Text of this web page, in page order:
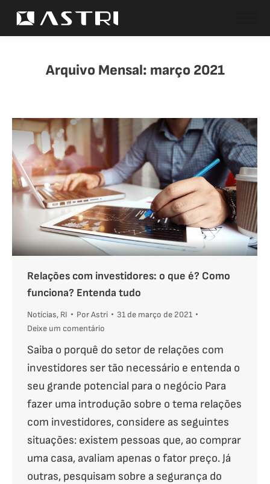
Arquivo Mensal: março 2021
Relações com investidores: o que é? Como
funciona? Entenda tudo
Notícias, RI PorAstri
31 de março de 2021
Deixe um comentário
Saiba o porquê do setor de relações com
investidores ser tão necessário e entenda o
seu grande potencial para o negócio Para
fazer uma introdução sobre o tema relações
com investidores, considere as seguintes
situações: existem pessoas que, ao comprar
uma casa, avaliam apenas o fator preço. Já
outras, pesquisam sobre a segurança do